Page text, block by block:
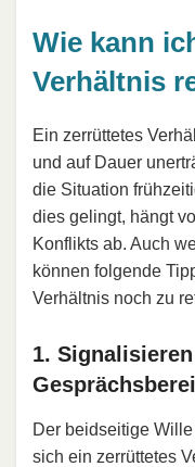
Wie kann
Verhältnis
Ein zerrüttetes
und auf Dauer
die Situation
dies gelingt, hängt
Konflikts ab. Auch
können folgende
Verhältnis noch zu
1.
Der beidseitige
sich ein zerrüttetes